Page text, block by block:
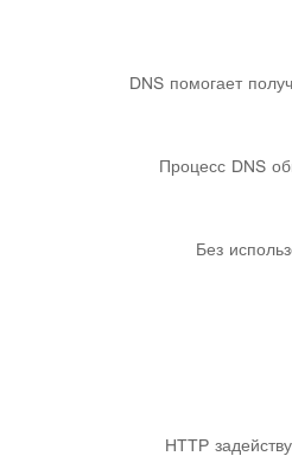
DNS помогает
Процесс DNS
Без
HTTP